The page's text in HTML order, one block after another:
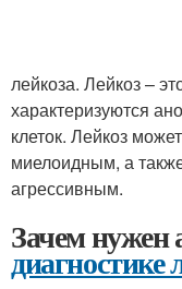
лейкоза. Лейкоз –
характеризуются
клеток. Лейкоз
миелоидным, а
агрессивным.
Зачем нужен
диагностике